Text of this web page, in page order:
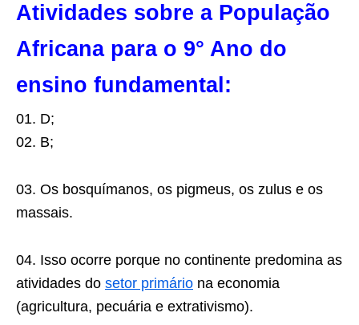
Atividades sobre a População
Africana para o 9° Ano do
ensino fundamental:
01. D;
02. B;
03. Os bosquímanos, os pigmeus, os zulus e os
massais.
04. Isso ocorre porque no continente predomina as
atividades do setor primário na economia
(agricultura, pecuária e extrativismo).